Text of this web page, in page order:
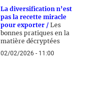
La diversification n’est
pas la recette miracle
pour exporter / Les
bonnes pratiques en la
matière décryptées
02/02/2026 - 11:00